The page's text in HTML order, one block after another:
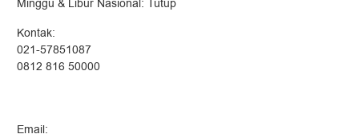
Minggu & Libur Nasional: Tutup
Kontak:
021-57851087
0812 816 50000
Email: